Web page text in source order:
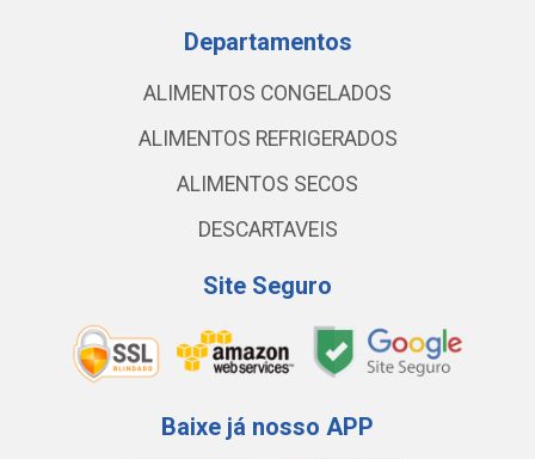
Departamentos
ALIMENTOS CONGELADOS
ALIMENTOS REFRIGERADOS
ALIMENTOS SECOS
DESCARTAVEIS
Site Seguro
Baixe já nosso APP